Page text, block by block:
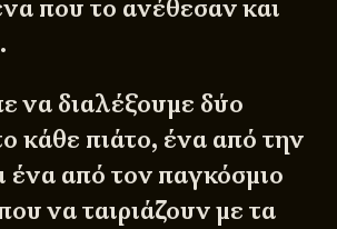
που το ανέθεσαν και
να διαλέξουμε δύο
κάθε πιάτο, ένα από την
ένα από τον παγκόσμιο
να ταιριάζουν με τα